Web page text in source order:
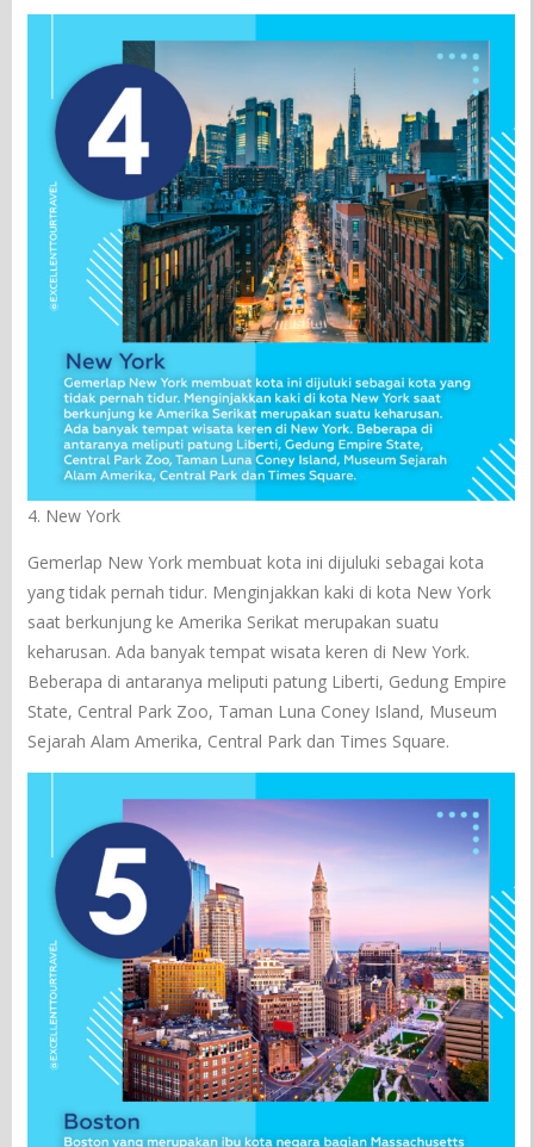
4. New York
Gemerlap New York membuat kota ini dijuluki sebagai kota
yang tidak pernah tidur. Menginjakkan kaki di kota New York
saat berkunjung ke Amerika Serikat merupakan suatu
keharusan. Ada banyak tempat wisata keren di New York.
Beberapa di antaranya meliputi patung Liberti, Gedung Empire
State, Central Park Zoo, Taman Luna Coney Island, Museum
Sejarah Alam Amerika, Central Park dan Times Square.